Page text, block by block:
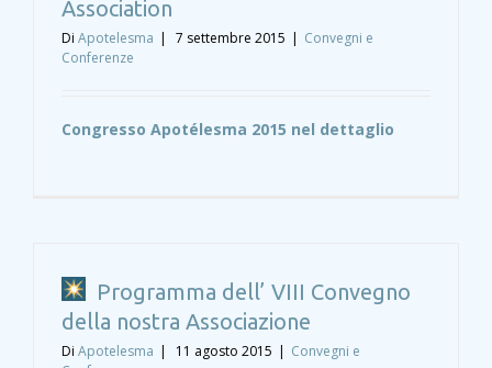
Association
Di Apotelesma | 7 settembre 2015 | Convegni e
Conferenze
Congresso Apotélesma 2015 nel dettaglio
Programma dell’ VIII Convegno
della nostra Associazione
Di Apotelesma | 11 agosto 2015 | Convegni e